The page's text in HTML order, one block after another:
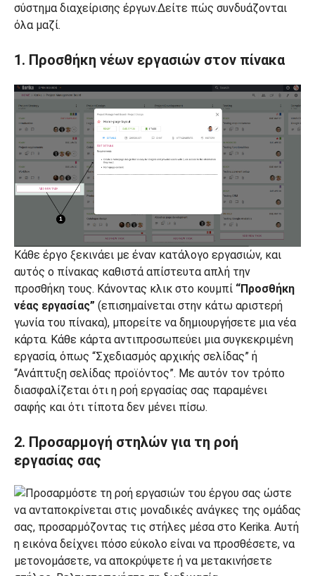
σύστημα διαχείρισης έργων.Δείτε πώς συνδυάζονται
όλα μαζί.
1. Προσθήκη νέων εργασιών στον πίνακα
Κάθε έργο ξεκινάει με έναν κατάλογο εργασιών, και
αυτός ο πίνακας καθιστά απίστευτα απλή την
προσθήκη τους. Κάνοντας κλικ στο κουμπί “Προσθήκη
νέας εργασίας” (επισημαίνεται στην κάτω αριστερή
γωνία του πίνακα), μπορείτε να δημιουργήσετε μια νέα
κάρτα. Κάθε κάρτα αντιπροσωπεύει μια συγκεκριμένη
εργασία, όπως “Σχεδιασμός αρχικής σελίδας” ή
“Ανάπτυξη σελίδας προϊόντος”. Με αυτόν τον τρόπο
διασφαλίζεται ότι η ροή εργασίας σας παραμένει
σαφής και ότι τίποτα δεν μένει πίσω.
2. Προσαρμογή στηλών για τη ροή
εργασίας σας